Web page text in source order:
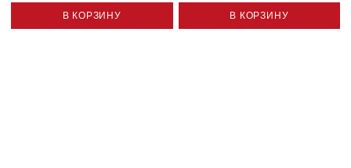
В КОРЗИНУ В КОРЗИНУ